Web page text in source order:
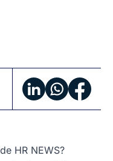
HR NEWS?